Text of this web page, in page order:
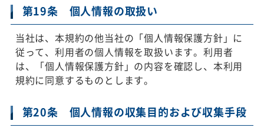
第19条 個人情報の取扱い
当社は、本規約の他当社の「個人情報保護方針」に
従って、利用者の個人情報を取扱います。利用者
は、「個人情報保護方針」の内容を確認し、本利用
規約に同意するものとします。
第20条 個人情報の収集目的および収集手段